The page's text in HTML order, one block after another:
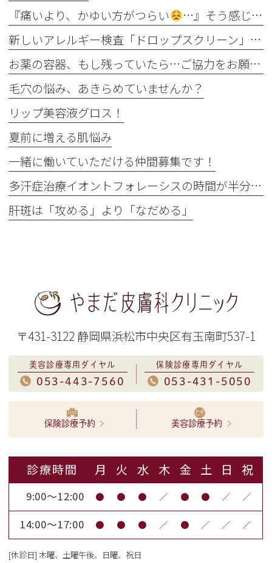
『痛いより、かゆい方がつらい
…』そう感じるのには理由があります
新しいアレルギー検査「ドロップスクリーン」を導入しました！
お薬の容器、もし残っていたら…ご協力をお願いします
毛穴の悩み、あきらめていませんか？
リップ美容液グロス！
夏前に増える肌悩み
一緒に働いていただける仲間募集です！
多汗症治療イオントフォレーシスの時間が半分に
肝斑は「攻める」より「なだめる」
〒431-3122 静岡県浜松市中央区有玉南町537-1
美容診療専用ダイヤル
053-443-7560
保険診療専用ダイヤル
053-431-5050
保険診療予約 美容診療予約
診療時間 月 火 水 木 金 土 日 祝
9:00～12:00 ● ● ● ／ ● ● ／ ／
14:00～17:00 ● ● ● ／ ● ／ ／ ／
[休診日] 木曜、土曜午後、日曜、祝日